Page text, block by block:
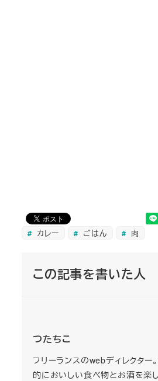
カレー ごはん 肉
この記事を書いた人
つたちこ
フリーランスのwebディレクター
的においしい食べ物とお酒を楽